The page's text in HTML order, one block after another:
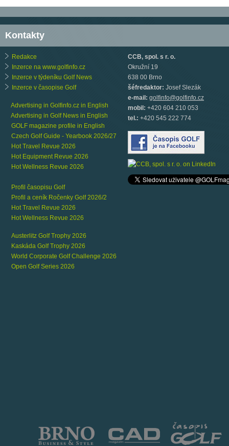
Kontakty
Redakce
Inzerce na www.golfinfo.cz
Inzerce v týdeníku Golf News
Inzerce v časopise Golf
Advertising in Golfinfo.cz in English
Advertising in Golf News in English
GOLF magazine profile in English
Czech Golf Guide - Yearbook 2026/27
Hot Travel Revue 2026
Hot Equipment Revue 2026
Hot Wellness Revue 2026
Profil časopisu Golf
Profil a ceník Ročenky Golf 2026/2
Hot Travel Revue 2026
Hot Wellness Revue 2026
Austerlitz Golf Trophy 2026
Kaskáda Golf Trophy 2026
World Corporate Golf Challenge 2026
Open Golf Series 2026
CCB, spol. s r. o.
Okružní 19
638 00 Brno
šéfredaktor: Josef Slezák
e-mail: golfinfo@golfinfo.cz
mobil: +420 604 210 053
tel.: +420 545 222 774